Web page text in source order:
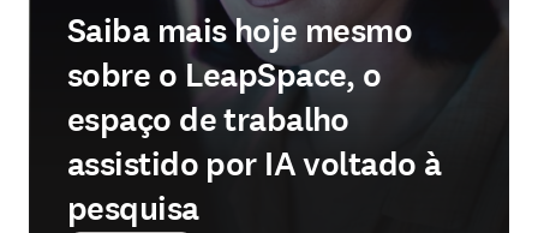
Saiba mais hoje mesmo
sobre o LeapSpace, o
espaço de trabalho
assistido por IA voltado à
pesquisa